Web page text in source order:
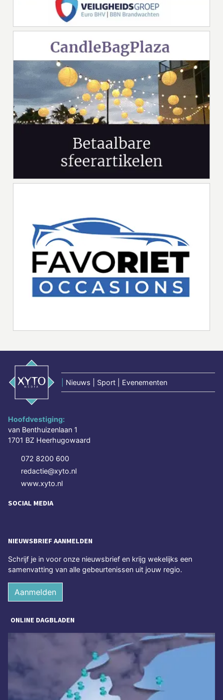
Nieuws | Sport | Evenementen
Hoofdvestiging:
van Benthuizenlaan 1
1701 BZ Heerhugowaard
072 8200 600
redactie@xyto.nl
www.xyto.nl
SOCIAL MEDIA
NIEUWSBRIEF AANMELDEN
Schrijf je in voor onze nieuwsbrief en krijg wekelijks een
samenvatting van alle gebeurtenissen uit jouw regio.
Aanmelden
ONLINE DAGBLADEN